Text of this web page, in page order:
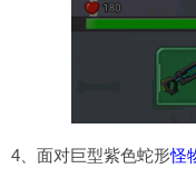
4、面对巨型紫色蛇形怪